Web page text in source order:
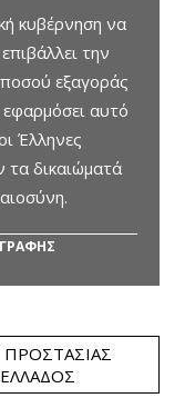
κυβέρνηση να
την
εξαγοράς
αυτό
Έλληνες
τα δικαιώματά